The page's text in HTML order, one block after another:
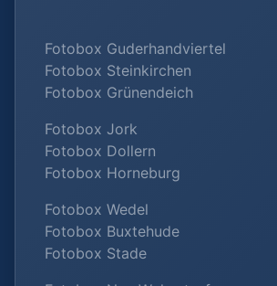
Fotobox Guderhandviertel
Fotobox Steinkirchen
Fotobox Grünendeich
Fotobox Jork
Fotobox Dollern
Fotobox Horneburg
Fotobox Wedel
Fotobox Buxtehude
Fotobox Stade